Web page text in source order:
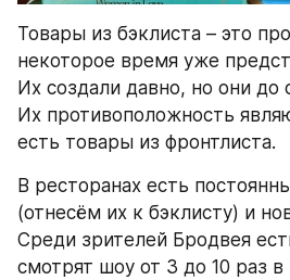
Товары из бэклиста – это
некоторое время уже
Их создали давно, но они до
Их противоположность
есть товары из фронтлиста.
В ресторанах есть
(отнесём их к бэклисту) и
Среди зрителей Бродвея
смотрят шоу от 3 до 10 раз